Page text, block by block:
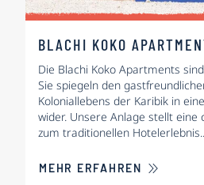
BLACHI KOKO
Die Blachi Koko Apartments
Sie spiegeln den
Koloniallebens der Karibik in
wider. Unsere Anlage stellt
zum traditionellen
MEHR ERFAHREN ÜBER